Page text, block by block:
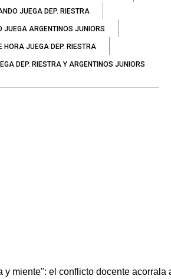
JUEGA DEP. RIESTRA
JUEGA ARGENTINOS JUNIORS
HORA JUEGA DEP. RIESTRA
DEP. RIESTRA Y ARGENTINOS JUNIORS